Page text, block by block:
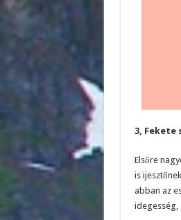
3, Fekete
Elsőre
is
abban az
idegesség,